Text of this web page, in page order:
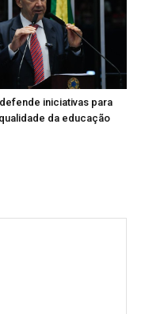
iniciativas para
da educação